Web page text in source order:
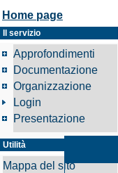
Home page
Il servizio
Approfondimenti
Documentazione
Organizzazione
Login
Presentazione
Utilità
Mappa del sito